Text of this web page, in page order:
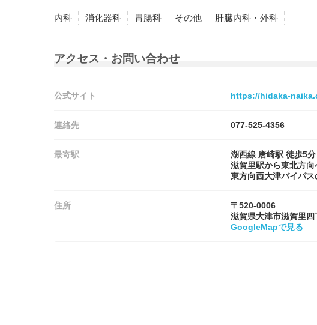
内科 消化器科 胃腸科 その他 肝臓内科・外科
アクセス・お問い合わせ
公式サイト https://hidaka-
連絡先 077-525-4356
最寄駅
湖西線 唐崎駅 徒歩5
滋賀里駅から東北方
東方向西大津バイパ
住所
〒520-0006
滋賀県大津市滋賀里
GoogleMapで見る